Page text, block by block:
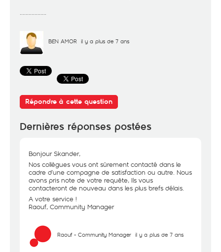
..................
BEN AMOR il y a plus de 7 ans
Répondre à cette question
Dernières réponses postées
Bonjour Skander,
Nos collègues vous ont sûrement contacté dans le
cadre d’une compagne de satisfaction ou autre. Nous
avons pris note de votre requête, Ils vous
contacteront de nouveau dans les plus brefs délais.
A votre service !
Raouf, Community Manager
Raouf - Community Manager il y a plus de 7 ans